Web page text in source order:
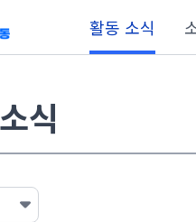
활동 소식
식